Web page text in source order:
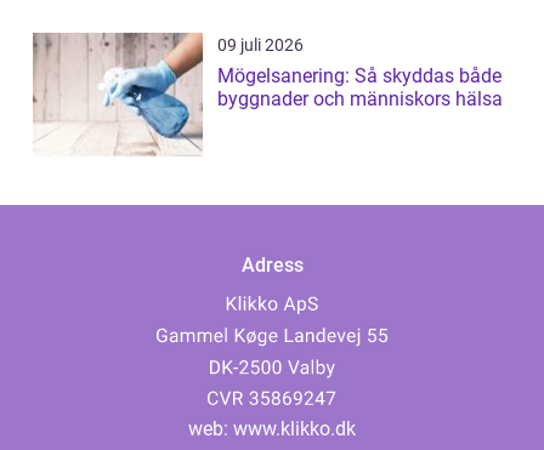
09 juli 2026
Mögelsanering: Så skyddas både
byggnader och människors hälsa
Adress
web: www.klikko.dk